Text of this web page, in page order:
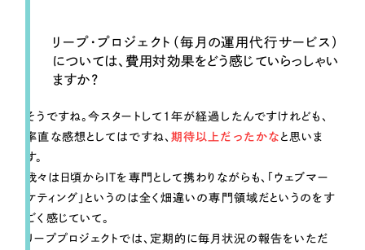
リープ・プロジェクト（毎月の運用代行サービス）
については、費用対効果をどう感じていらっしゃい
ますか？
そうですね。今スタートして1年が経過したんですけれども、
率直な感想としてはですね、 期待以上だったかな と思いま
す。
我々は日頃からITを専門として携わりながらも、「ウェブマー
ケティング」というのは全く畑違いの専門領域だというのをす
ごく感じていて。
リーププロジェクトでは、定期的に毎月状況の報告をいただ